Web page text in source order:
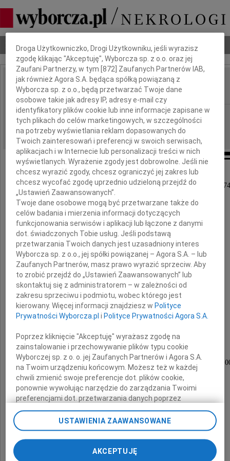
Nekrologi Odeszli Poradnik pogrzebowy
IMIĘ I NAZWISKO: Zygmunt Bocheński
REGION: Kraków
DATA EMISJI: 01.12.2009
Z głębokim żalem zawiadamiamy,
że w dniu 28 listopada 2009 roku zmarł w wieku
nasz ukochany Mąż, Tata i Dziadzio
prof. dr hab.
Zygmunt Bocheński
ornitolog i paleontolog,
i Ewolucji Zwierząt PAN w Krakowie.
Msza święta żałobna zostanie odprawiona
w czwartek 3 grudnia 2009 roku o godzinie
na Cmentarzu Salwatorskim w Krakowie,
po czym nastąpi odprowadzenie Zmarłego
do grobu rodzinnego.
żona, dzieci, wnuki i rodzina
Zamiast kwiatów prosimy o wsparcie
Hospicjum imienia św. Łazarza w Krakowie.
Dbamy o Twoją prywatność
Droga Użytkowniczko, Drogi Użytkowniku, jeśli wyrazisz
zgodę klikając "Akceptuję", Wyborcza sp. z o.o. oraz jej
Zaufani Partnerzy, w tym [872] Zaufanych Partnerów IAB,
jak również Agora S.A. będąca spółką powiązaną z
Wyborcza sp. z o.o., będą przetwarzać Twoje dane
osobowe takie jak adresy IP, adresy e-mail czy
identyfikatory plików cookie lub inne informacje zapisane w
tych plikach do celów marketingowych, w szczególności
na potrzeby wyświetlania reklam dopasowanych do
Twoich zainteresowań i preferencji w swoich serwisach,
aplikacjach i w Internecie lub personalizacji treści w nich
wyświetlanych. Wyrażenie zgody jest dobrowolne. Jeśli nie
chcesz wyrazić zgody, chcesz ograniczyć jej zakres lub
chcesz wycofać zgodę uprzednio udzieloną przejdź do
„Ustawień Zaawansowanych”.
Twoje dane osobowe mogą być przetwarzane także do
celów badania i mierzenia informacji dotyczących
funkcjonowania serwisów i aplikacji lub łączone z danymi
dot. świadczonych Tobie usług. Jeśli podstawą
przetwarzania Twoich danych jest uzasadniony interes
Wyborcza sp. z o.o., jej spółki powiązanej – Agora S.A. – lub
Zaufanych Partnerów, masz prawo wyrazić sprzeciw. Aby
to zrobić przejdź do „Ustawień Zaawansowanych” lub
skontaktuj się z administratorem – w zależności od
zakresu sprzeciwu i podmiotu, wobec którego jest
kierowany. Więcej informacji znajdziesz wPolityce
Prywatności Wyborcza.pl iPolityce Prywatności Agora S.A.
Poprzez kliknięcie "Akceptuję" wyrażasz zgodę na
zainstalowanie i przechowywanie plików typu cookie
Wyborczej sp. z o. o. jej Zaufanych Partnerów i Agora S.A.
na Twoim urządzeniu końcowym. Możesz też w każdej
chwili zmienić swoje preferencje dot. plików cookie,
ponownie wywołując narzędzie do zarządzania Twoimi
preferencjami dot. przetwarzania danych poprzez
odnośnik „Ustawienia prywatności” w stopce serwisu i
przechodząc do sekcji „Ustawienia zaawansowane”.
Zmiana ustawień plików cookie możliwa jest także za
pomocą ustawień przeglądarki.
USTAWIENIA ZAAWANSOWANE
AKCEPTUJĘ